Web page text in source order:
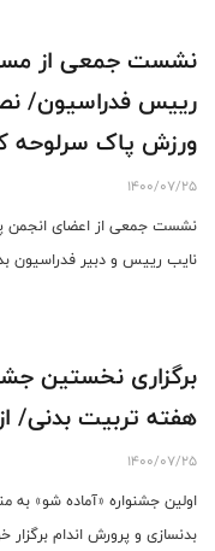
نشست جمعی از
رییس فدراسیون/
ورزش پاک سرلوحه
1400/07/25
نشست جمعی از اعضای انجمن
نایب رییس و دبیر فدراسیون
برگزاری نخستین
هفته تربیت بدنی/
1400/07/25
اولین جشنواره «آماده شو»
بدنسازی و پرورش اندام برگزار